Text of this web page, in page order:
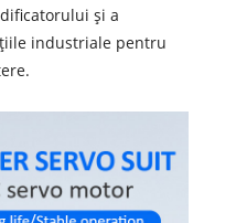
și a
industriale pentru